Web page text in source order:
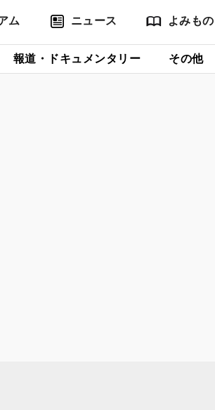
ム ニュース よみもの
報道・ドキュメンタリー その他